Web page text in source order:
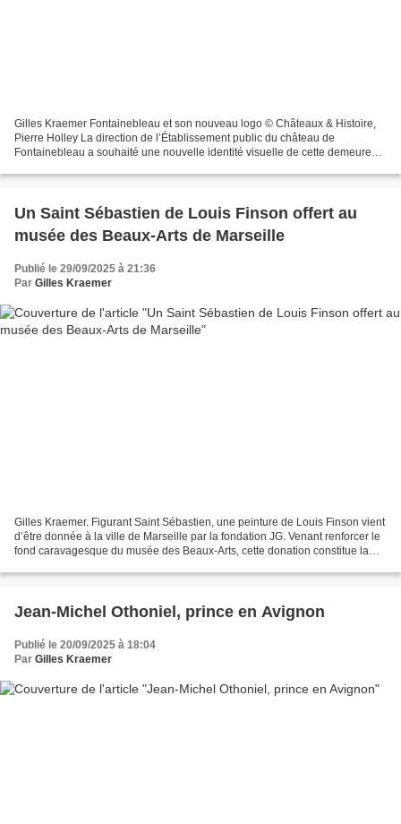
Gilles Kraemer Fontainebleau et son nouveau logo © Châteaux & Histoire,
Pierre Holley La direction de l’Établissement public du château de
Fontainebleau a souhaité une nouvelle identité visuelle de cette demeure
Un Saint Sébastien de Louis Finson offert au
musée des Beaux-Arts de Marseille
Publié le 29/09/2025 à 21:36
Par Gilles Kraemer
Gilles Kraemer. Figurant Saint Sébastien, une peinture de Louis Finson vient
d’être donnée à la ville de Marseille par la fondation JG. Venant renforcer le
fond caravagesque du musée des Beaux-Arts, cette donation constitue la
Jean-Michel Othoniel, prince en Avignon
Publié le 20/09/2025 à 18:04
Par Gilles Kraemer